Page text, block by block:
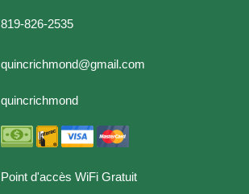
819-826-2535
quincrichmond@gmail.com
quincrichmond
Point d'accès WiFi Gratuit